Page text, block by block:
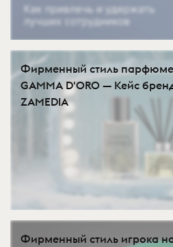
Фирменный стиль
GAMMA D'ORO — Кейс
ZAMEDIA
Фирменный стиль игрока